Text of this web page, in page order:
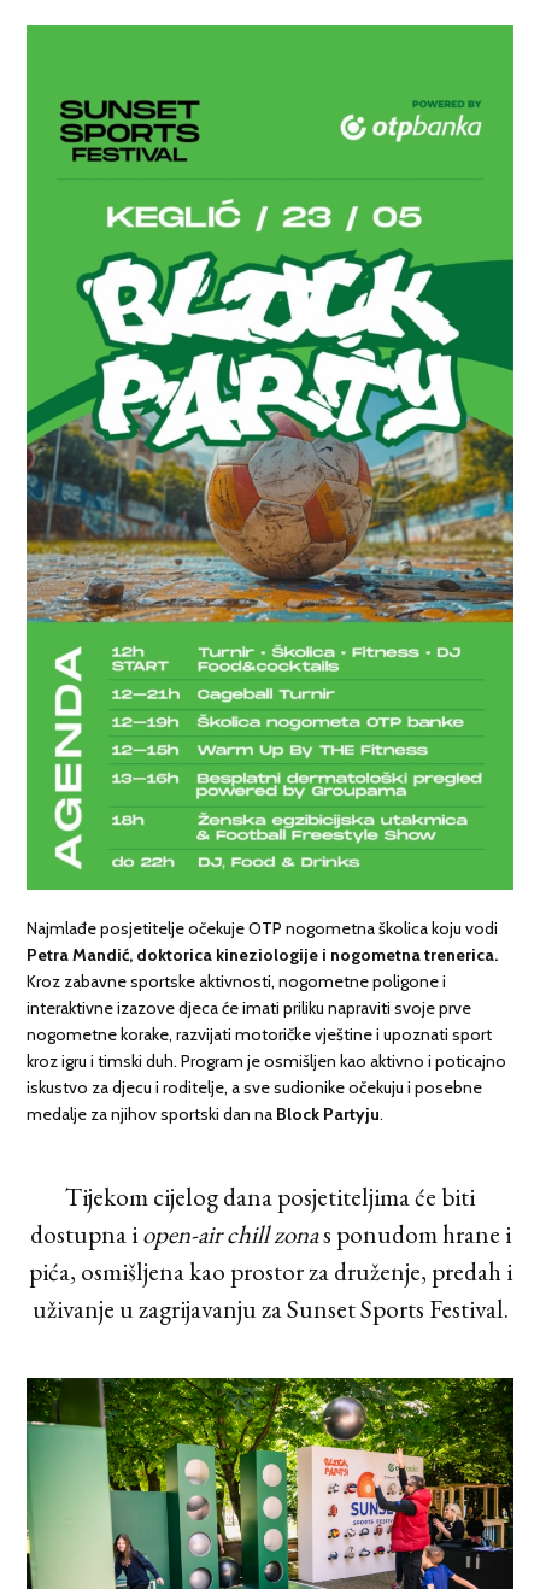
Najmlađe posjetitelje očekuje OTP nogometna školica koju vodi
Petra Mandić, doktorica kineziologije i nogometna trenerica.
Kroz zabavne sportske aktivnosti, nogometne poligone i
interaktivne izazove djeca će imati priliku napraviti svoje prve
nogometne korake, razvijati motoričke vještine i upoznati sport
kroz igru i timski duh. Program je osmišljen kao aktivno i poticajno
iskustvo za djecu i roditelje, a sve sudionike očekuju i posebne
medalje za njihov sportski dan na Block Partyju.
Tijekom cijelog dana posjetiteljima će biti
dostupna iopen-air chill zonas ponudom hrane i
pića, osmišljena kao prostor za druženje, predah i
uživanje u zagrijavanju za Sunset Sports Festival.